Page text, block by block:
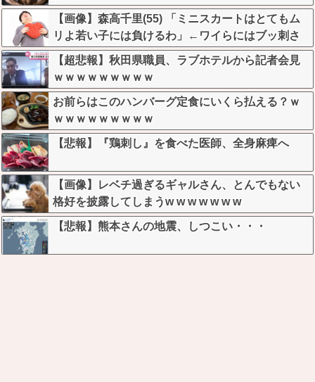
【画像】森高千里(55) 「ミニスカートはとてもム
リよ若い子には負けるわ」←ワイらにはブッ刺さ
りまくってしまうw w w w w w
【超悲報】秋田県職員、ラブホテルから記者会見
ｗｗｗｗｗｗｗｗｗ
お前らはこのハンバーグ定食にいくら払える？ｗ
ｗｗｗｗｗｗｗｗｗ
【悲報】『鶏刺し』を食べた医師、全身麻痺へ
【画像】レベチ過ぎるギャルさん、とんでもない
格好を披露してしまうw w w w w w w
【悲報】熊本さんの地震、しつこい・・・